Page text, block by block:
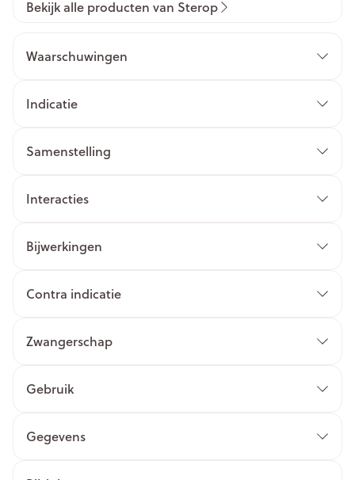
Bekijk alle producten van Sterop
Waarschuwingen
Indicatie
Samenstelling
Interacties
Bijwerkingen
Contra indicatie
Zwangerschap
Gebruik
Gegevens